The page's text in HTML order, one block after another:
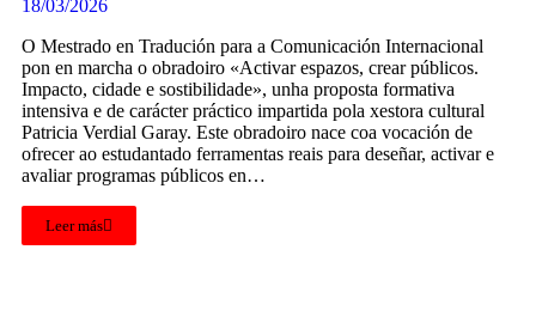
18/03/2026
O Mestrado en Tradución para a Comunicación Internacional
pon en marcha o obradoiro «Activar espazos, crear públicos.
Impacto, cidade e sostibilidade», unha proposta formativa
intensiva e de carácter práctico impartida pola xestora cultural
Patricia Verdial Garay. Este obradoiro nace coa vocación de
ofrecer ao estudantado ferramentas reais para deseñar, activar e
avaliar programas públicos en…
Leer más